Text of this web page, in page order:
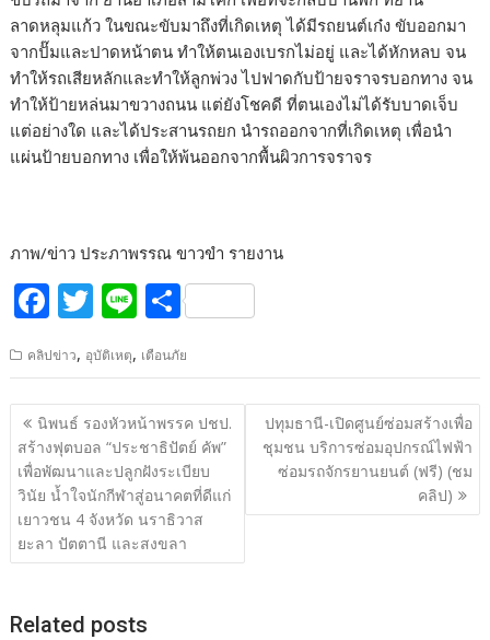
ลาดหลุมแก้ว ในขณะขับมาถึงที่เกิดเหตุ ได้มีรถยนต์เก๋ง ขับออกมา
จากปั๊มและปาดหน้าตน ทำให้ตนเองเบรกไม่อยู่ และได้หักหลบ จน
ทำให้รถเสียหลักและทำให้ลูกพ่วง ไปฟาดกับป้ายจราจรบอกทาง จน
ทำให้ป้ายหล่นมาขวางถนน แต่ยังโชคดี ที่ตนเองไม่ได้รับบาดเจ็บ
แต่อย่างใด และได้ประสานรถยก นำรถออกจากที่เกิดเหตุ เพื่อนำ
แผ่นป้ายบอกทาง เพื่อให้พ้นออกจากพื้นผิวการจราจร
ภาพ/ข่าว ประภาพรรณ ขาวขำ รายงาน
F
e
b
o
o
k
T
itt
er
Li
n
e
S
ar
e
คลิปข่าว, อุบัติเหตุ, เตือนภัย
แนะแนว
เรื่อง
นิพนธ์ รองหัวหน้าพรรค ปชป.
สร้างฟุตบอล “ประชาธิปัตย์ คัพ”
เพื่อพัฒนาและปลูกฝังระเบียบ
วินัย น้ำใจนักกีฬาสู่อนาคตที่ดีแก่
เยาวชน 4 จังหวัด นราธิวาส
ยะลา ปัตตานี และสงขลา
ปทุมธานี-เปิดศูนย์ซ่อมสร้างเพื่อ
ชุมชน บริการซ่อมอุปกรณ์ไฟฟ้า
ซ่อมรถจักรยานยนต์ (ฟรี) (ชม
คลิป)
Related posts